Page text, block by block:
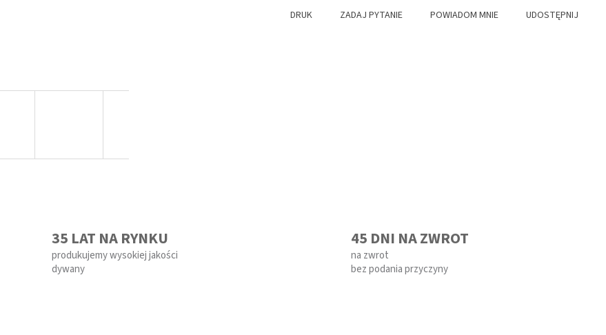
DRUK ZADAJ PYTANIE POWIADOM MNIE UDOSTĘPNIJ
35 LAT NA RYNKU
produkujemy wysokiej jakości
dywany
45 DNI NA ZWROT
na zwrot
bez podania przyczyny